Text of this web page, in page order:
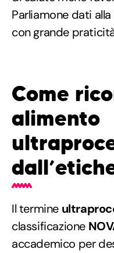
Parliamone dati
con grande
Come
alimento
Il termine
classificazione
accademico per